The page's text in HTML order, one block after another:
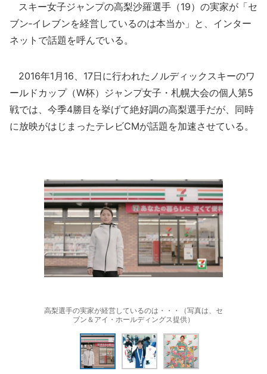
スキー女子ジャンプの高梨沙羅選手（19）の実家が「セ
ブン‐イレブンを経営しているのは本当か」と、インター
ネットで話題を呼んでいる。
2016年1月16、17日に行われたノルディックスキーのワ
ールドカップ（W杯）ジャンプ女子・札幌大会の個人第5
戦では、今季4勝目を挙げて絶好調の高梨選手だが、同時
に放映がはじまったテレビCMが話題を加速させている。
高梨選手の実家が経営しているのは・・・（写真は、セ
ブン＆アイ・ホールディングス提供）